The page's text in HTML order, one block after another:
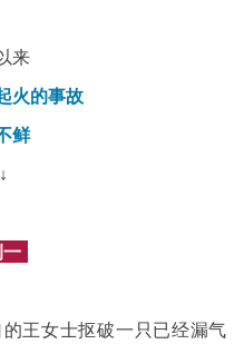
来
火的事故
鲜
王女士抠破一只已经漏气